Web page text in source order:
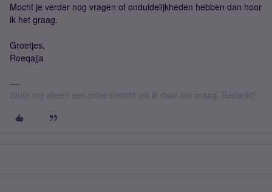
Mocht je verder nog vragen of onduidelijkheden hebben dan hoor
ik het graag.
Groetjes,
Roeqajja
Stuur mij alleen een privé bericht als ik daar om vraag. Bedankt!